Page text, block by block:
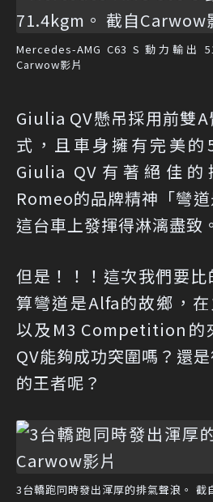
Mercedes-AMG C63 S 動力輸出
Carwow影片
Giulia QV懸吊採用前雙
式，且車身擁有完美的
Giulia QV有著絕佳
Romeo的品牌精神「彎
這台車上發揮得淋漓盡致。
但是！！！這次我們要
算彎道是Alfa的故鄉，
以及M3 Competition的
QV能夠成功突圍嗎？還
的王者呢？
3台轎跑同時發出渾厚的排氣聲浪。 截